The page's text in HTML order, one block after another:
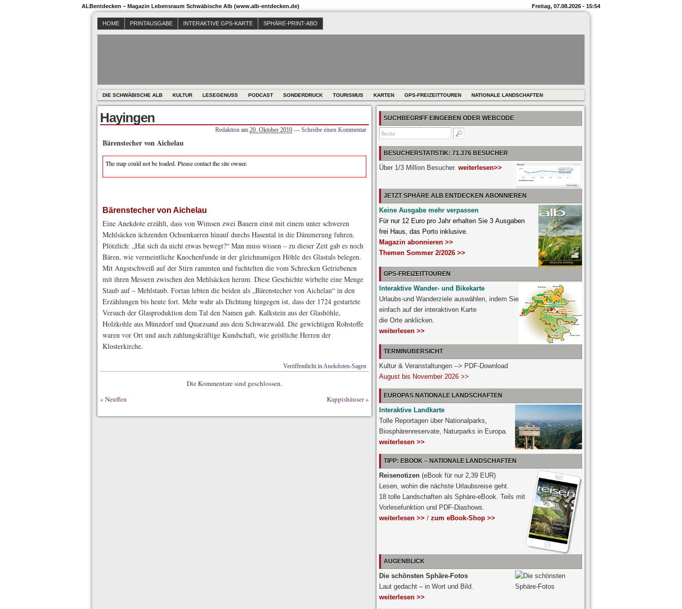
ALBentdecken – Magazin Lebensraum Schwäbische Alb (www.alb-entdecken.de) Freitag, 07.08.2026 - 15:54
HOME PRINTAUSGABE INTERAKTIVE GPS-KARTE SPHÄRE-PRINT-ABO
DIE SCHWÄBISCHE ALB KULTUR LESEGENUSS PODCAST SONDERDRUCK TOURISMUS KARTEN GPS-FREIZEITTOUREN NATIONALE LANDSCHAFTEN
Hayingen
Redaktion am 20. Oktober 2010 — Schreibe einen Kommentar
Bärenstecher von Aichelau
The map could not be loaded. Please contact the site owner.
Bärenstecher von Aichelau
Eine Anekdote erzählt, dass von Wimsen zwei Bauern einst mit einem unter schweren
Mehlsäcken ächzenden Ochsenkarren hinauf durchs Hasental in die Dämmerung fuhren.
Plötzlich: „Hat sich da nicht etwas bewegt?“ Man muss wissen – zu dieser Zeit gab es noch
Bären, wie vermeintliche Knochenfunde in der gleichnamigen Höhle des Glastals belegen.
Mit Angstschweiß auf der Stirn rammten und fuchtelten die vom Schrecken Getriebenen
mit ihren Messern zwischen den Mehlsäcken herum. Diese Geschichte wirbelte eine Menge
Staub auf – Mehlstaub. Fortan lebten die beiden als „Bärenstecher von Aichelau“ in den
Erzählungen bis heute fort. Mehr wahr als Dichtung hingegen ist, dass der 1724 gestartete
Versuch der Glasproduktion dem Tal den Namen gab. Kalkstein aus der Glashöhle,
Holzkohle aus Münzdorf und Quarzsand aus dem Schwarzwald. Die gewichtigen Rohstoffe
waren vor Ort und auch zahlungskräftige Kundschaft, wie geistliche Herren der
Klosterkirche.
Veröffentlicht inAnekdoten-Sagen
Die Kommentare sind geschlossen.
« Neuffen Kappishäuser»
SUCHBEGRIFF EINGEBEN ODER WEBCODE
BESUCHERSTATISTIK: 71.376 BESUCHER
Über 1/3 Million Besucher. weiterlesen>>
JETZT SPHÄRE ALB ENTDECKEN ABONNIEREN
Keine Ausgabe mehr verpassen
Für nur 12 Euro pro Jahr erhalten Sie 3 Ausgaben
frei Haus, das Porto inklusive.
Magazin abonnieren >>
Themen Sommer 2/2026 >>
GPS-FREIZEITTOUREN
Interaktive Wander- und Bikekarte
Urlaubs-und Wanderziele auswählen, indem Sie
einfach auf der interaktiven Karte
die Orte anklicken.
weiterlesen >>
TERMINÜBERSICHT
Kultur & Veranstaltungen --> PDF-Download
August bis November 2026 >>
EUROPAS NATIONALE LANDSCHAFTEN
Interaktive Landkarte
Tolle Reportagen über Nationalparks,
Biosphärenreservate, Naturparks in Europa.
weiterlesen >>
TIPP: EBOOK – NATIONALE LANDSCHAFTEN
Reisenotizen (eBook für nur 2,39 EUR)
Lesen, wohin die nächste Urlaubsreise geht.
18 tolle Landschaften als Sphäre-eBook. Teils mit
Vorlesefunktion und PDF-Diashows.
weiterlesen >> / zum eBook-Shop >>
AUGENBLICK
Die schönsten Sphäre-Fotos
Laut gedacht – in Wort und Bild.
weiterlesen >>